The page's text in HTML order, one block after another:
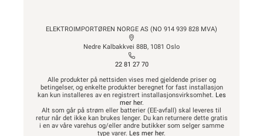
ELEKTROIMPORTØREN NORGE AS (NO 914 939 828 MVA)
Nedre Kalbakkvei 88B, 1081 Oslo
22 81 27 70
Alle produkter på nettsiden vises med gjeldende priser og
betingelser, og enkelte produkter beregnet for fast installasjon
kan kun installeres av en registrert installasjonsvirksomhet. Les
mer her.
Alt som går på strøm eller batterier (EE-avfall) skal leveres til
retur når det ikke kan brukes lenger. Du kan returnere dette gratis
i en av våre varehus og/eller andre butikker som selger samme
type varer. Les mer her.